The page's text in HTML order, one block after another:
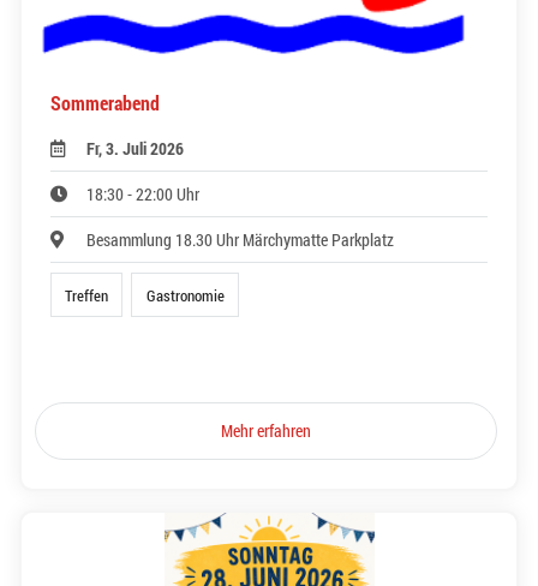
Sommerabend
Fr, 3. Juli 2026
18:30 - 22:00 Uhr
Besammlung 18.30 Uhr Märchymatte Parkplatz
Treffen Gastronomie
Mehr erfahren